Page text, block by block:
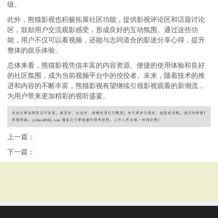
级。
此外，熊猫影视也积极拓展社区功能，提供影视评论区和话题讨论
区，鼓励用户交流观影感受，形成良好的互动氛围。通过这些功
能，用户不仅可以看视频，还能与志同道合的影迷分享心得，提升
整体的娱乐体验。
总体来看，熊猫影视凭借丰富的内容资源、便捷的使用体验和良好
的社区氛围，成为当前视频平台中的佼佼者。未来，随着技术的推
进和内容的不断丰富，熊猫影视有望继续引领影视观看的新潮流，
为用户带来更加精彩的视听盛宴。
上一篇：
下一篇：